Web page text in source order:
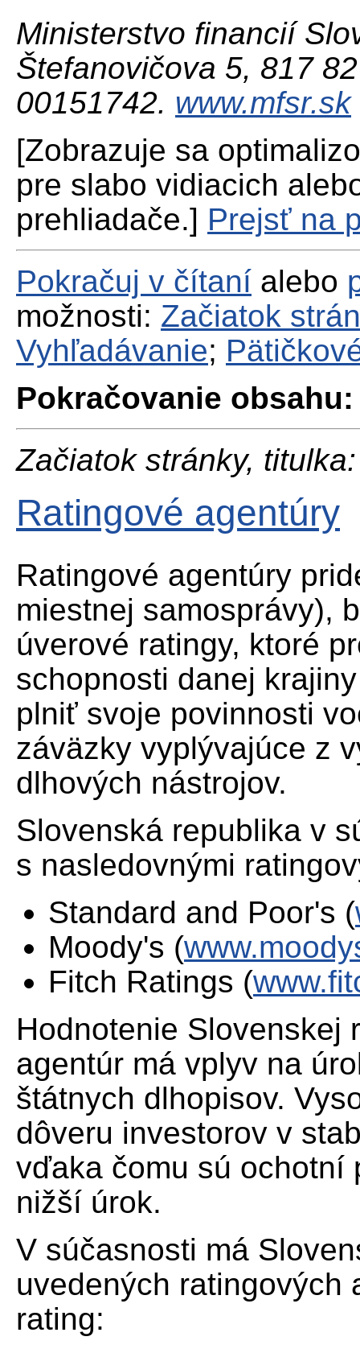
Ministerstvo financií
Štefanovičova 5, 817
00151742. www.mfsr.sk
[Zobrazuje sa
pre slabo vidiacich
prehliadače.] Prejsť na
Pokračuj v čítaní alebo
možnosti: Začiatok
Vyhľadávanie;
Pokračovanie obsahu:
Začiatok stránky, titulka:
Ratingové agentúry
Ratingové agentúry
miestnej samosprávy),
úverové ratingy, ktoré
schopnosti danej
plniť svoje povinnosti
záväzky vyplývajúce z
dlhových nástrojov.
Slovenská republika v
s nasledovnými
Standard and Poor's (
Moody's (
Fitch Ratings (
Hodnotenie Slovenskej
agentúr má vplyv na
štátnych dlhopisov.
dôveru investorov v
vďaka čomu sú ochotní
nižší úrok.
V súčasnosti má
uvedených ratingových
rating: